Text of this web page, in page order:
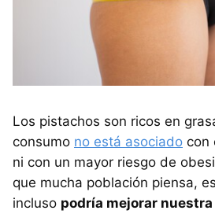
Los pistachos son ricos en
consumo no está asociado con
ni con un mayor riesgo de
que mucha población piensa,
incluso podría mejorar